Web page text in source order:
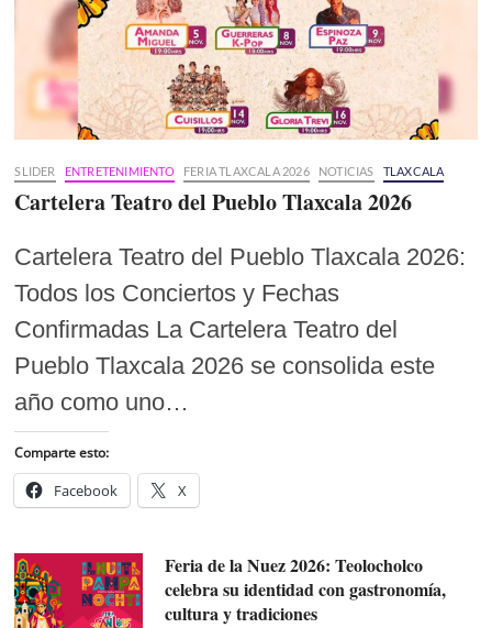
SLIDER ENTRETENIMIENTO FERIA TLAXCALA 2026 NOTICIAS TLAXCALA
Cartelera Teatro del Pueblo Tlaxcala 2026
Cartelera Teatro del Pueblo Tlaxcala 2026:
Todos los Conciertos y Fechas
Confirmadas La Cartelera Teatro del
Pueblo Tlaxcala 2026 se consolida este
año como uno…
Comparte esto:
Facebook X
Feria de la Nuez 2026: Teolocholco
celebra su identidad con gastronomía,
cultura y tradiciones